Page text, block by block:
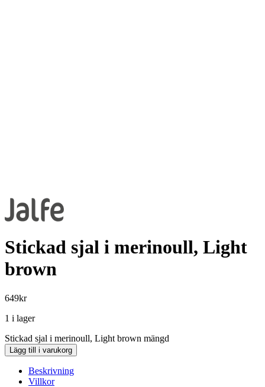
Stickad sjal i merinoull, Light
brown
649kr
1 i lager
Stickad sjal i merinoull, Light brown mängd
Lägg till i varukorg
Beskrivning
Villkor